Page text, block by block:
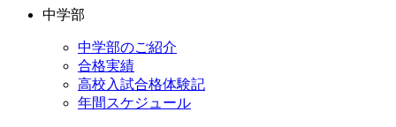
中学部
中学部のご紹介
合格実績
高校入試合格体験記
年間スケジュール